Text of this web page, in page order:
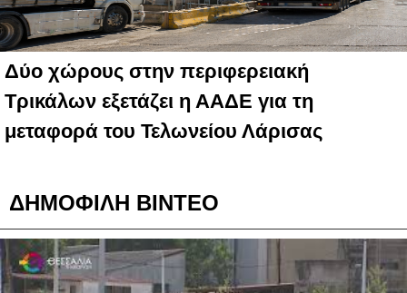
Δύο χώρους στην περιφερειακή
Τρικάλων εξετάζει η ΑΑΔΕ για τη
μεταφορά του Τελωνείου Λάρισας
ΔΗΜΟΦΙΛΗ ΒΙΝΤΕΟ